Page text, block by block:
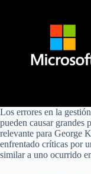
Los errores en la
pueden causar grandes
relevante para George
enfrentado críticas por
similar a uno ocurrido